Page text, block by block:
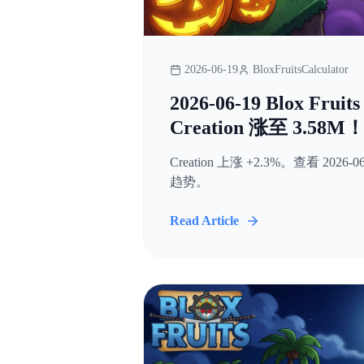
2026-06-19 BloxFruitsCalculator
2026-06-19 Blox
Creation 涨至 3.58M！
Creation 上涨 +2.3%。查看 2026-
趋势。
Read Article